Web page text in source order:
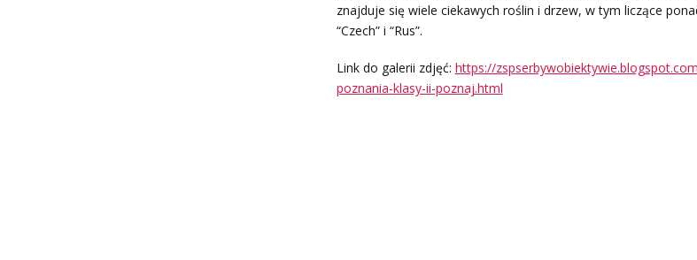
znajduje się wiele ciekawych roślin i drzew, w tym liczące
“Czech” i “Rus”.
Link do galerii zdjęć: https://
poznania-klasy-ii-poznaj.html